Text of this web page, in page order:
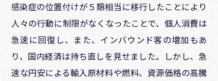
感染症の位置付けが５類相当に移行したことにより
人々の行動に制限がなくなったことで、個人消費は
急速に回復し、また、インバウンド客の増加もあ
り、国内経済は持ち直しを見せました。しかし、急
速な円安による輸入原材料や燃料、資源価格の高騰